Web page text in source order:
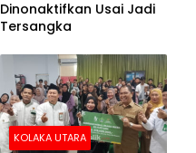
Dinonaktifkan Usai Jadi
Tersangka
KOLAKA UTARA